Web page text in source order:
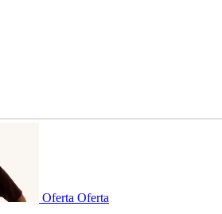
Oferta Oferta